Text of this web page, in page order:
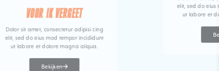
VOOR IK VERGEET
Dolor sit amet, consectetur adipisi cing
elit, sed do eius mod tempor incididunt
ut labore et dolore magna aliqua.
Bekijken
elit, sed do eius
ut labore et